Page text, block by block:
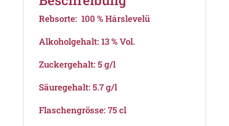
Rebsorte: 100 % Hárslevelü
Alkoholgehalt: 13 % Vol.
Zuckergehalt: 5 g/l
Säuregehalt: 5.7 g/l
Flaschengrösse: 75 cl